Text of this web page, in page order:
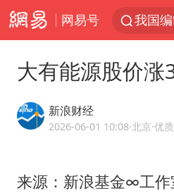
网易号
台风
看守
吉林
大有能源股价涨
新浪财经
2026-06-01 10:08·北京·优
来源：新浪基金∞工作